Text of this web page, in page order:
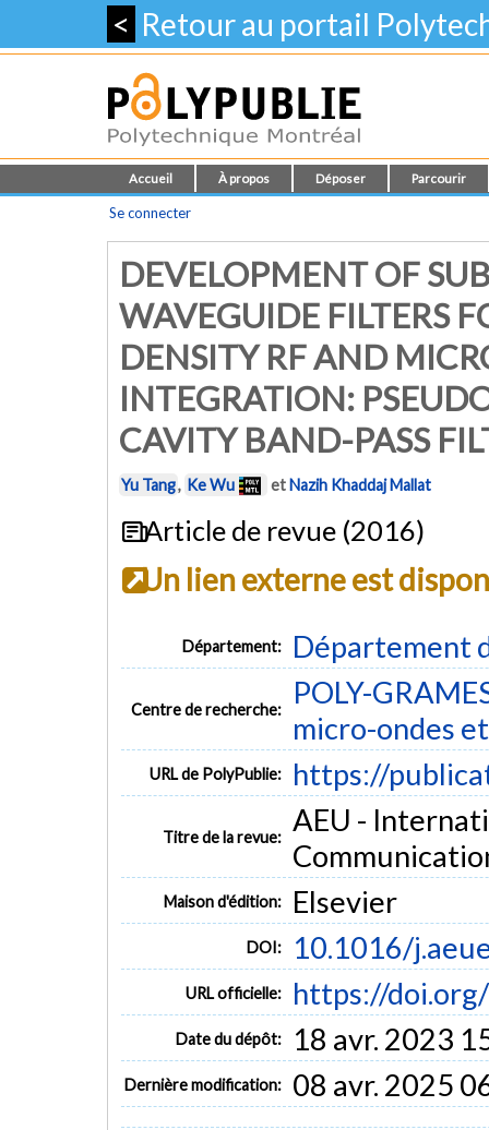
< Retour au portail
Accueil À propos Déposer Parcourir
Se connecter
DEVELOPMENT OF
WAVEGUIDE FILTERS
DENSITY RF AND
INTEGRATION:
CAVITY BAND-PASS
Yu Tang, Ke Wu etNazih Khaddaj Mallat
Article de revue (2016)
Un lien externe est
Département: Département
Centre de recherche:
POLY-
micro-ondes
URL de PolyPublie: https://
Titre de la revue: AEU -
Maison d'édition: Elsevier
DOI: 10.1016/
URL officielle: https://
Date du dépôt: 18 avr. 2023
Dernière modification: 08 avr. 2025